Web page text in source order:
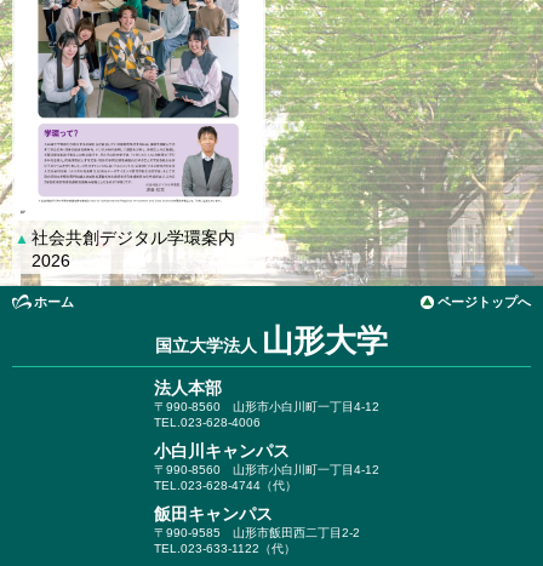
▲ 社会共創デジタル学環案内
2026
ホーム ページトップへ
国立大学法人 山形大学
法人本部
〒990-8560 山形市小白川町一丁目4-12
TEL.023-628-4006
小白川キャンパス
〒990-8560 山形市小白川町一丁目4-12
TEL.023-628-4744（代）
飯田キャンパス
〒990-9585 山形市飯田西二丁目2-2
TEL.023-633-1122（代）